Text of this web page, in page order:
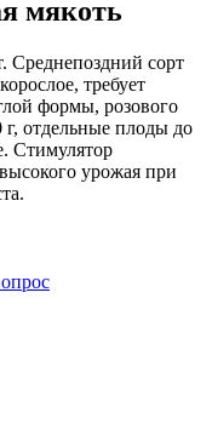
мякоть
Среднепоздний сорт
требует
формы, розового
г, отдельные плоды до
Стимулятор
урожая при